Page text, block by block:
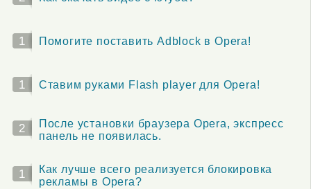
1 Помогите поставить Adblock в Opera!
1 Ставим руками Flash player для Opera!
2
После установки браузера Opera, экспресс
панель не появилась.
1
Как лучше всего реализуется блокировка
рекламы в Opera?